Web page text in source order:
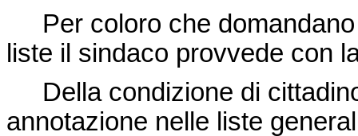
Per coloro che domandano
liste il sindaco provvede con
Della condizione di
annotazione nelle liste